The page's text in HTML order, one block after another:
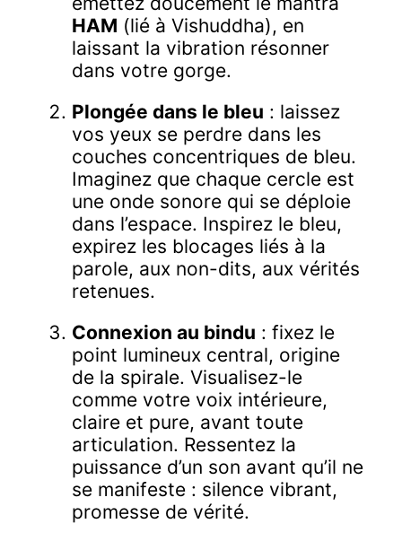
HAM (lié à Vishuddha), en
laissant la vibration résonner
dans votre gorge.
Plongée dans le bleu : laissez
vos yeux se perdre dans les
couches concentriques de bleu.
Imaginez que chaque cercle est
une onde sonore qui se déploie
dans l’espace. Inspirez le bleu,
expirez les blocages liés à la
parole, aux non-dits, aux vérités
retenues.
Connexion au bindu : fixez le
point lumineux central, origine
de la spirale. Visualisez-le
comme votre voix intérieure,
claire et pure, avant toute
articulation. Ressentez la
puissance d’un son avant qu’il ne
se manifeste : silence vibrant,
promesse de vérité.